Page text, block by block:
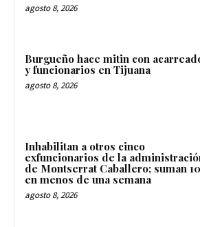
agosto 8, 2026
Burgueño hace mitin con
y funcionarios en Tijuana
agosto 8, 2026
Inhabilitan a otros cinco
exfuncionarios de la
de Montserrat Caballero; suman 10
en menos de una semana
agosto 8, 2026